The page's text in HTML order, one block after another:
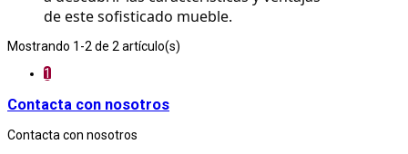
de este sofisticado mueble.
Mostrando 1-2 de 2 artículo(s)
1
Contacta con nosotros
Contacta con nosotros